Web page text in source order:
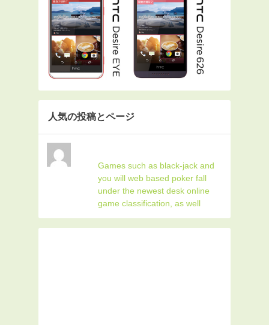
人気の投稿とページ
Games such as black-jack and
you will web based poker fall
under the newest desk online
game classification, as well